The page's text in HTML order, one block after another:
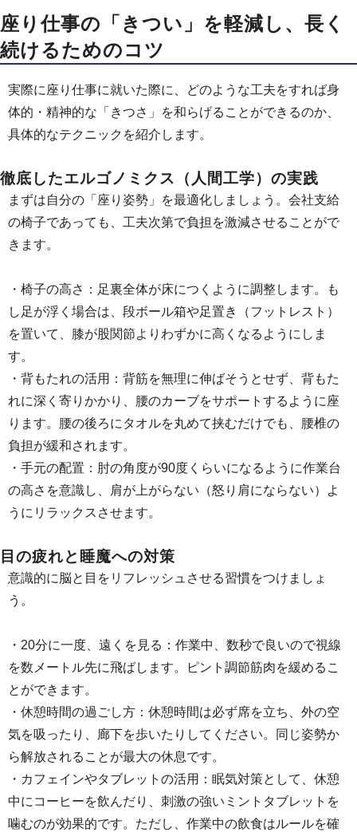
座り仕事の「きつい」を軽減し、長く
続けるためのコツ
実際に座り仕事に就いた際に、どのような工夫をすれば身
体的・精神的な「きつさ」を和らげることができるのか、
具体的なテクニックを紹介します。
徹底したエルゴノミクス（人間工学）の実践
まずは自分の「座り姿勢」を最適化しましょう。会社支給
の椅子であっても、工夫次第で負担を激減させることがで
きます。
・椅子の高さ：足裏全体が床につくように調整します。も
し足が浮く場合は、段ボール箱や足置き（フットレスト）
を置いて、膝が股関節よりわずかに高くなるようにしま
す。
・背もたれの活用：背筋を無理に伸ばそうとせず、背もた
れに深く寄りかかり、腰のカーブをサポートするように座
ります。腰の後ろにタオルを丸めて挟むだけでも、腰椎の
負担が緩和されます。
・手元の配置：肘の角度が90度くらいになるように作業台
の高さを意識し、肩が上がらない（怒り肩にならない）よ
うにリラックスさせます。
目の疲れと睡魔への対策
意識的に脳と目をリフレッシュさせる習慣をつけましょ
う。
・20分に一度、遠くを見る：作業中、数秒で良いので視線
を数メートル先に飛ばします。ピント調節筋肉を緩めるこ
とができます。
・休憩時間の過ごし方：休憩時間は必ず席を立ち、外の空
気を吸ったり、廊下を歩いたりしてください。同じ姿勢か
ら解放されることが最大の休息です。
・カフェインやタブレットの活用：眠気対策として、休憩
中にコーヒーを飲んだり、刺激の強いミントタブレットを
噛むのが効果的です。ただし、作業中の飲食はルールを確